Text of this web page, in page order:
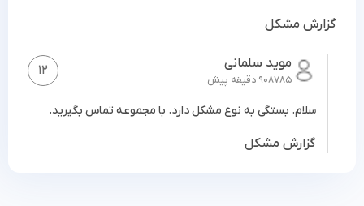
آیا در مورد چگونگی انجام بلع ایمن اطلاعات
دارید؟
گزارش مشکل
موید سلمانی
908785 دقیقه پیش
12
سلام. بستگی به نوع مشکل دارد. با مجموعه تماس بگیرید.
گزارش مشکل